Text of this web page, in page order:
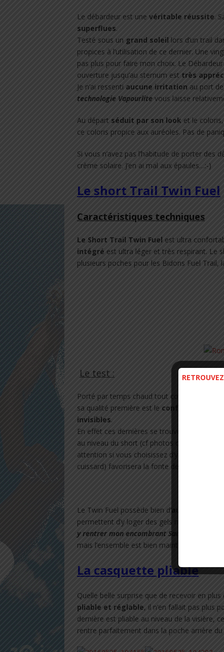
Le débardeur est une véritable réussite.
superflues.
Testé sous un grand soleil lors d’un trail
propices à l’utilisation de ce dernier. Une
pas plus pour faire mon choix. Le
ouverture jusqu’au sternum est très
Je n’ai ressenti aucune irritation au port
technologie Vapourlite vous laisse
Au départ séduit par son look et le
ce coloris propice aux auréoles. Pas de
Si vous n’avez pas l’habitude de porter des
crème solaire. J’en ai mal aux épaules…:-)
Le short Trail Twin Fuel
Caractéristiques techniques
Le Short Trail Twin Fuel est ultra
intégré est ultra léger et très respirant. Le
plusieurs poches pour les Bidons Fuel
Le test :
Porté par temps chaud tout comme le
sa qualité première est le confort
invisibles.
En effet ces dernières se trouvent intégrées
au niveau du short (cf photos ci dessous).
attention si vous choisissez d’y ranger des
cuissard) favorisera la fonte de ces derniers.
Le Twin Fuel possède bien d’
permettent d’y loger des gels mais
y rentrer mon encombrant Samsung Galaxy
mais l’ensemble est bien maintenu est ne
La casquette pliable
Quelle belle surprise que de recevoir en
pliable et réglable, il n’en fallait pas plus
dernière est pliable au niveau de la visière,
rentre parfaitement dans la poche arrière